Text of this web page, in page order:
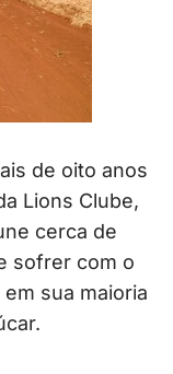
de oito anos
Lions Clube,
cerca de
sofrer com o
sua maioria